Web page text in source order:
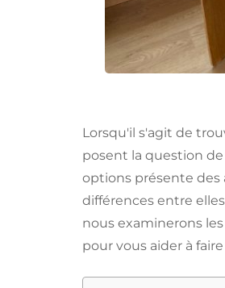
Lorsqu'il s'agit de
posent la question
options présente des
différences entre
nous examinerons
pour vous aider à